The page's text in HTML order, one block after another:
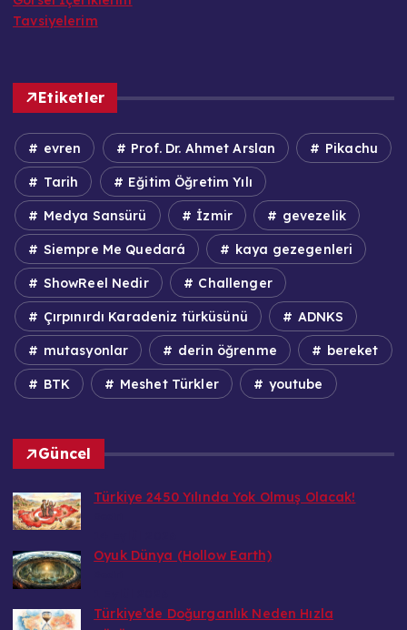
Tavsiyelerim
Etiketler
evren Prof. Dr. Ahmet Arslan Pikachu
Tarih Eğitim Öğretim Yılı
Medya Sansürü İzmir gevezelik
Siempre Me Quedará kaya gezegenleri
ShowReel Nedir Challenger
Çırpınırdı Karadeniz türküsünü ADNKS
mutasyonlar derin öğrenme bereket
BTK Meshet Türkler youtube
Güncel
Türkiye 2450 Yılında Yok Olmuş Olacak!
Oyuk Dünya (Hollow Earth)
Türkiye’de Doğurganlık Neden Hızla